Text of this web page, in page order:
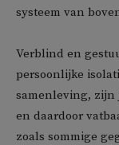
systeem van
Verblind en
persoonlijke
samenleving, zijn
en daardoor
zoals sommige